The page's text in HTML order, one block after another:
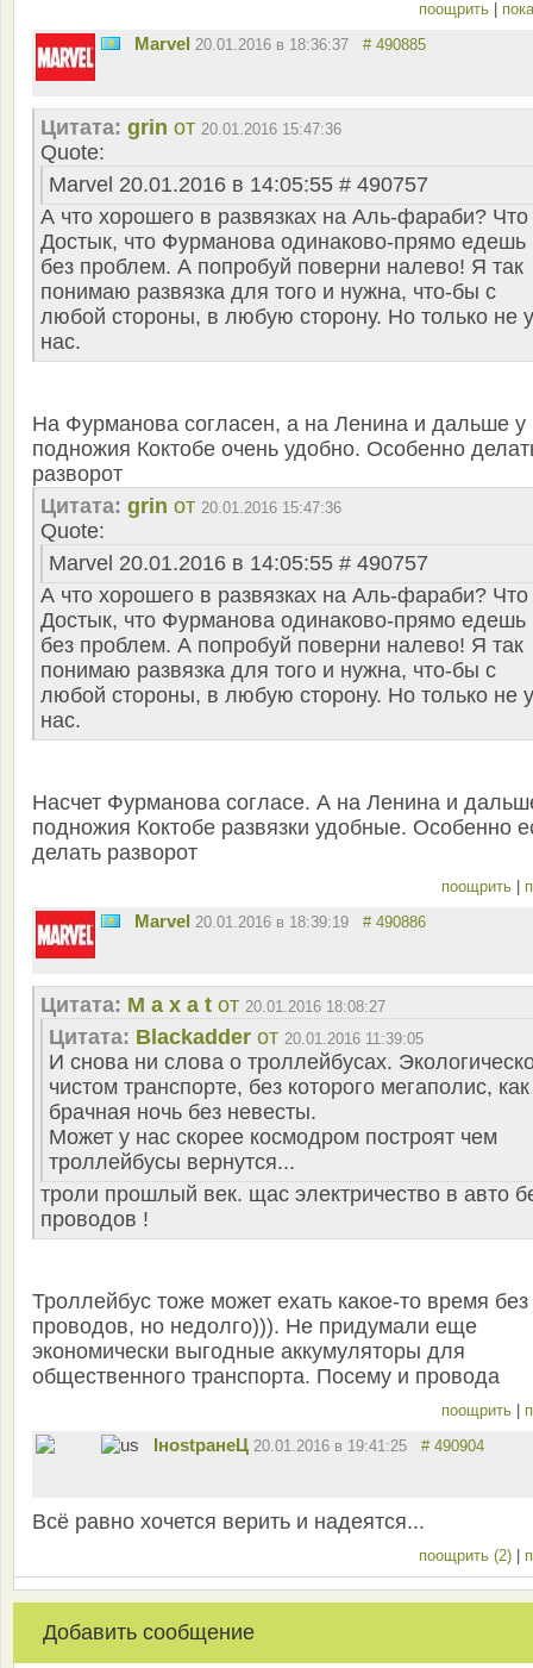
поощрить
Marvel 20.01.2016 в 18:36:37 # 490885
Цитата: grin от 20.01.2016 15:47:36
Quote:
Marvel 20.01.2016 в 14:05:55 # 490757
А что хорошего в развязках на Аль-фараби? Что
Достык, что Фурманова одинаково-прямо едешь
без проблем. А попробуй поверни налево! Я так
понимаю развязка для того и нужна, что-бы с
любой стороны, в любую сторону. Но только не у
нас.
На Фурманова согласен, а на Ленина и дальше у
подножия Коктобе очень удобно. Особенно
разворот
Цитата: grin от 20.01.2016 15:47:36
Quote:
Marvel 20.01.2016 в 14:05:55 # 490757
А что хорошего в развязках на Аль-фараби? Что
Достык, что Фурманова одинаково-прямо едешь
без проблем. А попробуй поверни налево! Я так
понимаю развязка для того и нужна, что-бы с
любой стороны, в любую сторону. Но только не у
нас.
Насчет Фурманова согласе. А на Ленина и
подножия Коктобе развязки удобные. Особенно
делать разворот
поощрить
Marvel 20.01.2016 в 18:39:19 # 490886
Цитата: M a x a t от 20.01.2016 18:08:27
Цитата: Blackadder от 20.01.2016 11:39:05
И снова ни слова о троллейбусах.
чистом транспорте, без которого мегаполис, как
брачная ночь без невесты.
Может у нас скорее космодром построят чем
троллейбусы вернутся...
троли прошлый век. щас электричество в авто
проводов !
Троллейбус тоже может ехать какое-то время без
проводов, но недолго))). Не придумали еще
экономически выгодные аккумуляторы для
общественного транспорта. Посему и провода
поощрить
IнostранеЦ 20.01.2016 в 19:41:25 # 490904
Всё равно хочется верить и надеятся...
поощрить (2)
Добавить сообщение